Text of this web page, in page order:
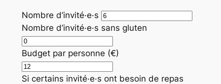
Nombre d’invité·e·s
Nombre d’invité·e·s sans gluten
Budget par personne (€)
Si certains invité·e·s ont besoin de repas